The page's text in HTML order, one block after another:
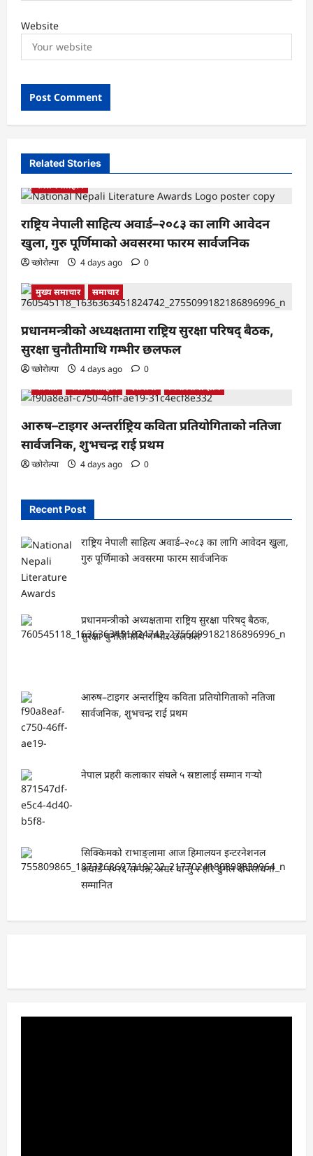
Website
Related Stories
कला र साहित्य
राष्ट्रिय नेपाली साहित्य अवार्ड–२०८३ का लागि आवेदन
खुला, गुरु पूर्णिमाको अवसरमा फारम सार्वजनिक
च्छोरोल्पा 4 days ago 0
मुख्य समाचार समाचार
प्रधानमन्त्रीको अध्यक्षतामा राष्ट्रिय सुरक्षा परिषद् बैठक,
सुरक्षा चुनौतीमाथि गम्भीर छलफल
च्छोरोल्पा 4 days ago
0
कबिता
कला र साहित्य देश प्रेमी बिचार तथा ज्ञान
आरुष–टाइगर अन्तर्राष्ट्रिय कविता प्रतियोगिताको नतिजा
सार्वजनिक, शुभचन्द्र राई प्रथम
च्छोरोल्पा 4 days ago 0
Recent Post
राष्ट्रिय नेपाली साहित्य अवार्ड–२०८३ का लागि आवेदन खुला,
गुरु पूर्णिमाको अवसरमा फारम सार्वजनिक
प्रधानमन्त्रीको अध्यक्षतामा राष्ट्रिय सुरक्षा परिषद् बैठक,
सुरक्षा चुनौतीमाथि गम्भीर छलफल
आरुष–टाइगर अन्तर्राष्ट्रिय कविता प्रतियोगिताको नतिजा
सार्वजनिक, शुभचन्द्र राई प्रथम
नेपाल प्रहरी कलाकार संघले ५ स्रष्टालाई सम्मान गर्‍यो
सिक्किमको राभाङ्लामा आज हिमालयन इन्टरनेशनल
अवार्ड–२०२६ सम्पन्न, अमर वान्तु र हरि ढुंगेल दीर्घसाधना
सम्मानित